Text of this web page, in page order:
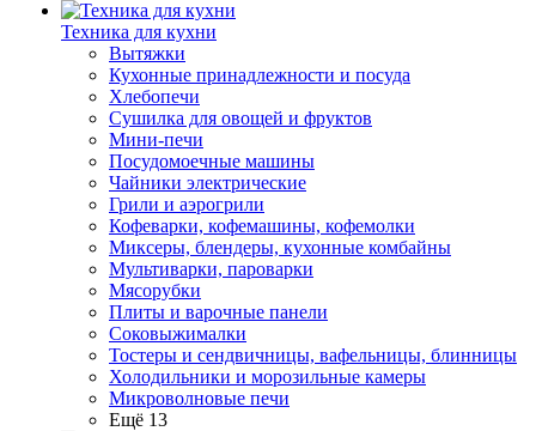
Техника для кухни
Вытяжки
Кухонные принадлежности и посуда
Хлебопечи
Сушилка для овощей и фруктов
Мини-печи
Посудомоечные машины
Чайники электрические
Грили и аэрогрили
Кофеварки, кофемашины, кофемолки
Миксеры, блендеры, кухонные комбайны
Мультиварки, пароварки
Мясорубки
Плиты и варочные панели
Соковыжималки
Тостеры и сендвичницы, вафельницы, блинницы
Холодильники и морозильные камеры
Микроволновые печи
Ещё 13